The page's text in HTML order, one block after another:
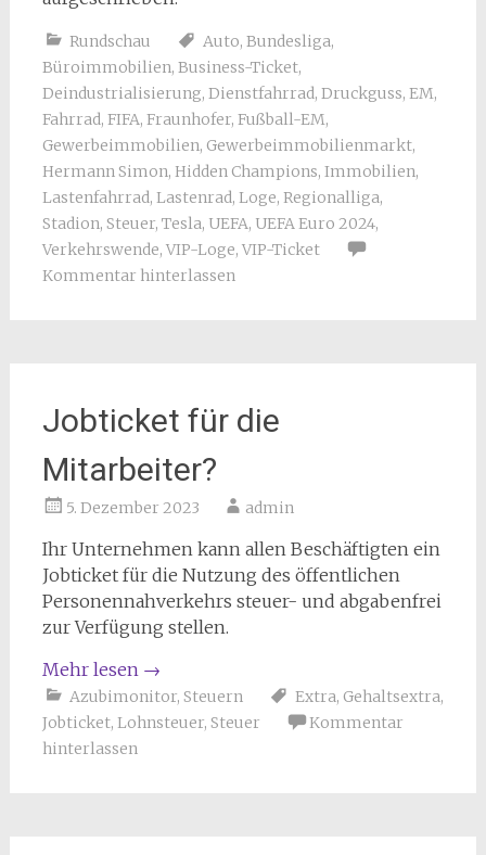
Rundschau Auto, Bundesliga,
Büroimmobilien, Business-Ticket,
Deindustrialisierung, Dienstfahrrad, Druckguss, EM,
Fahrrad, FIFA, Fraunhofer, Fußball-EM,
Gewerbeimmobilien, Gewerbeimmobilienmarkt,
Hermann Simon, Hidden Champions, Immobilien,
Lastenfahrrad, Lastenrad, Loge, Regionalliga,
Stadion, Steuer, Tesla, UEFA, UEFA Euro 2024,
Verkehrswende, VIP-Loge, VIP-Ticket
Kommentar hinterlassen
Jobticket für die
Mitarbeiter?
5. Dezember 2023 admin
Ihr Unternehmen kann allen Beschäftigten ein
Jobticket für die Nutzung des öffentlichen
Personennahverkehrs steuer- und abgabenfrei
zur Verfügung stellen.
Mehr lesen →
Azubimonitor, Steuern Extra, Gehaltsextra,
Jobticket, Lohnsteuer, Steuer
Kommentar
hinterlassen